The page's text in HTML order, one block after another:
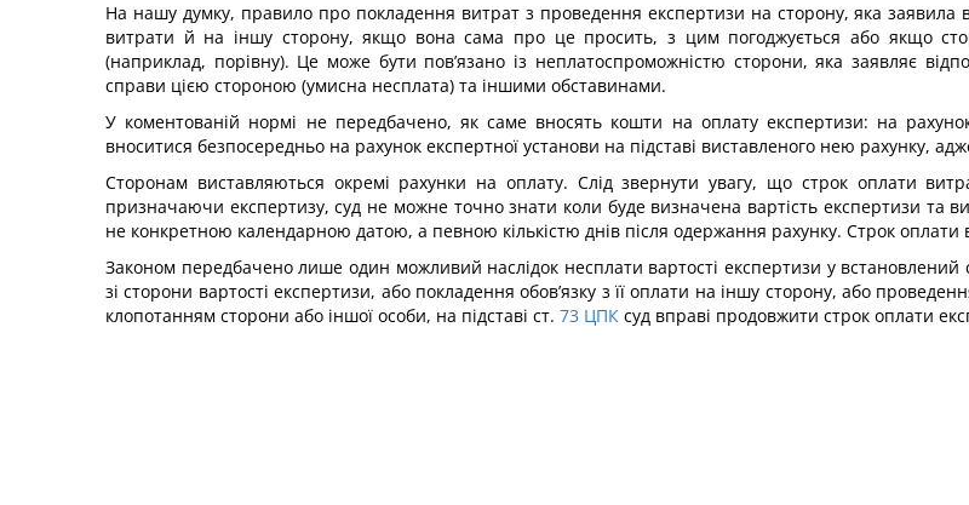
На нашу думку, правило про покладення витрат з проведення експертизи на сторону, яка заявила
витрати й на іншу сторону, якщо вона сама про це просить, з цим погоджується або якщо
(наприклад, порівну). Це може бути пов’язано із неплатоспроможністю сторони, яка заявляє
справи цією стороною (умисна несплата) та іншими обставинами.
У коментованій нормі не передбачено, як саме вносять кошти на оплату експертизи: на
вноситися безпосередньо на рахунок експертної установи на підставі виставленого нею рахунку,
Сторонам виставляються окремі рахунки на оплату. Слід звернути увагу, що строк оплати
призначаючи експертизу, суд не можне точно знати коли буде визначена вартість експертизи та
не конкретною календарною датою, а певною кількістю днів після одержання рахунку. Строк оплати
Законом передбачено лише один можливий наслідок несплати вартості експертизи у встановлений
зі сторони вартості експертизи, або покладення обов’язку з її оплати на іншу сторону, або
клопотанням сторони або іншої особи, на підставі ст. 73 ЦПК суд вправі продовжити строк оплати